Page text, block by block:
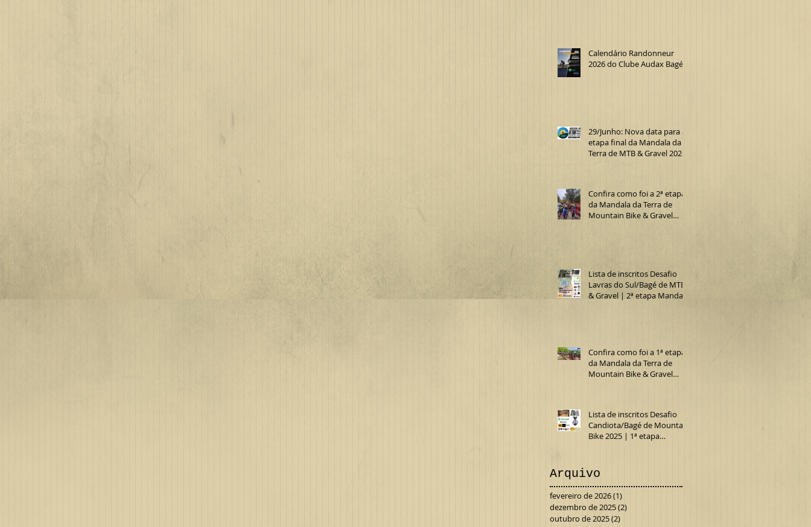
Calendário Randonneur
2026 do Clube Audax Bagé
29/Junho: Nova data para a
etapa final da Mandala da
Terra de MTB & Gravel 2025
Confira como foi a 2ª etapa
da Mandala da Terra de
Mountain Bike & Gravel
Lista de inscritos Desafio
Lavras do Sul/Bagé de MTB
& Gravel | 2ª etapa Mandala
Confira como foi a 1ª etapa
da Mandala da Terra de
Mountain Bike & Gravel
Lista de inscritos Desafio
Candiota/Bagé de Mountain
Bike 2025 | 1ª etapa
Arquivo
fevereiro de 2026(1)
dezembro de 2025(2)
outubro de 2025(2)